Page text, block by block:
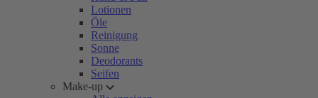
Lotionen
Öle
Reinigung
Sonne
Deodorants
Seifen
Make-up